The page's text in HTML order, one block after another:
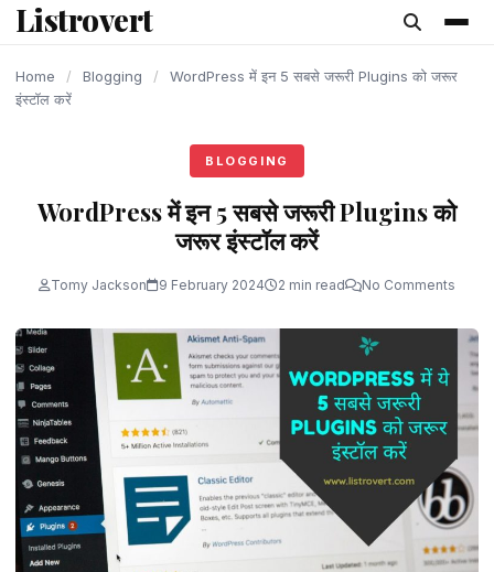
content
Listrovert
Home / Blogging /
WordPress में इन 5 सबसे जरूरी Plugins को जरूर
इंस्टॉल करें
BLOGGING
WordPress में इन 5 सबसे जरूरी Plugins को
जरूर इंस्टॉल करें
Tomy Jackson 9 February 2024 2 min read No Comments